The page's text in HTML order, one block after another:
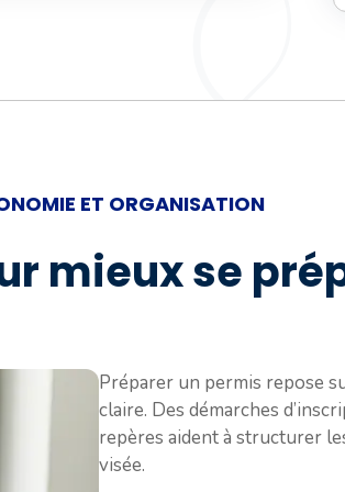
ET ORGANISATION
mieux se
Préparer un permis repose
claire. Des démarches
repères aident à structurer
visée.